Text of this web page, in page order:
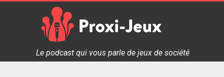
Proxi Jeux - Le podcast qui vous parle de jeux de
Le podcast qui vous parle de jeux de société